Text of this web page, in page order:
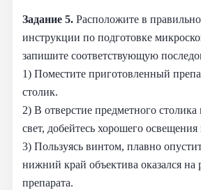
Задание 5. Расположите в
инструкции по подготовке
запишите соответствующую
1) Поместите приготовленный
столик.
2) В отверстие предметного столика
свет, добейтесь хорошего освещения
3) Пользуясь винтом, плавно
нижний край объектива оказался на
препарата.